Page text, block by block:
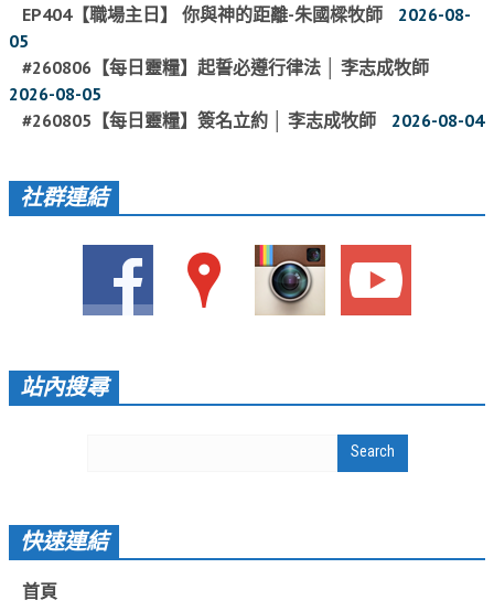
活動影音_2015年
活動影音_2014年
活動影音_2013年
愛加倍協會介紹
課後陪讀班資訊
網站連結
聖經 和合本
每日研經釋義
EP404【職場主日】 你與神的距離-朱國樑牧師
2026-08-
05
#260806【每日靈糧】起誓必遵行律法 │ 李志成牧師
2026-08-05
#260805【每日靈糧】簽名立約 │ 李志成牧師
2026-08-04
社群連結
站內搜尋
快速連結
首頁